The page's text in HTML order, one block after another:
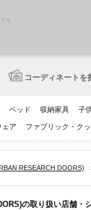
を
コーディネートを
ベッド 収納家具 子
ア ファブリック・ク
RESEARCH DOORS)
の取り扱い店舗・